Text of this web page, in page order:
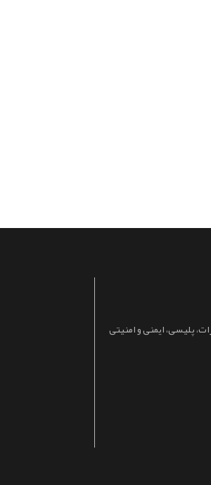
پلیسی، ایمنی و امنیتی